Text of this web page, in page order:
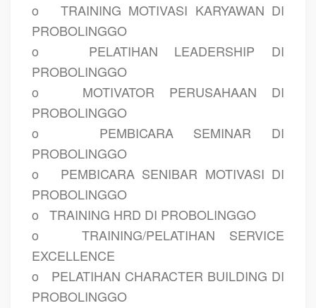
o
TRAINING MOTIVASI KARYAWAN DI
PROBOLINGGO
o
PELATIHAN LEADERSHIP DI
PROBOLINGGO
o
MOTIVATOR PERUSAHAAN DI
PROBOLINGGO
o
PEMBICARA SEMINAR DI
PROBOLINGGO
o
PEMBICARA SENIBAR MOTIVASI DI
PROBOLINGGO
o
TRAINING HRD DI PROBOLINGGO
o
TRAINING/PELATIHAN SERVICE
EXCELLENCE
o
PELATIHAN CHARACTER BUILDING DI
PROBOLINGGO